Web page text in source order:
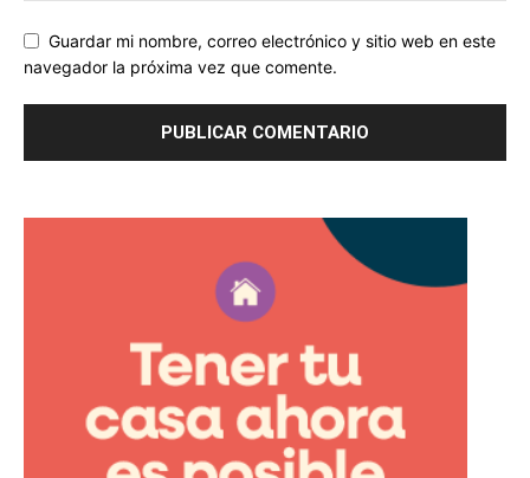
Guardar mi nombre, correo electrónico y sitio web en este
navegador la próxima vez que comente.